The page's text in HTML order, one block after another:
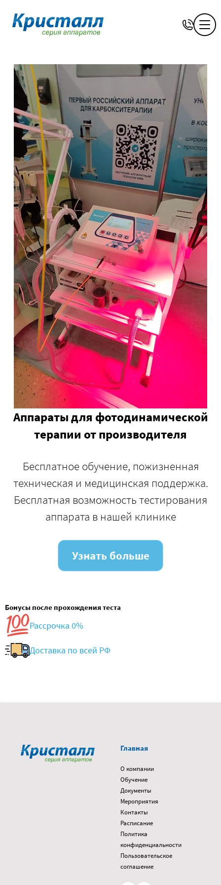
Аппараты для фотодинамической
терапии от производителя
Бесплатное обучение, пожизненная
техническая и медицинская поддержка.
Бесплатная возможность тестирования
аппарата в нашей клинике
Узнать больше
Бонусы после прохождения теста
Рассрочка 0%
Доставка по всей РФ
Главная
О компании
Обучение
Документы
Мероприятия
Контакты
Расписание
Политика
конфиденциальности
Пользовательское
соглашение